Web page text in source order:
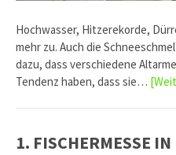
Hochwasser, Hitzerekorde,
mehr zu. Auch die
dazu, dass verschiedene
Tendenz haben, dass sie…
1. FISCHERMESSE